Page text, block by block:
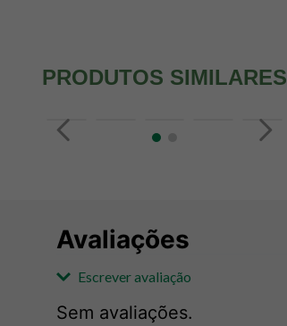
PRODUTOS SIMILARES
Avaliações
Escrever avaliação
Sem avaliações.